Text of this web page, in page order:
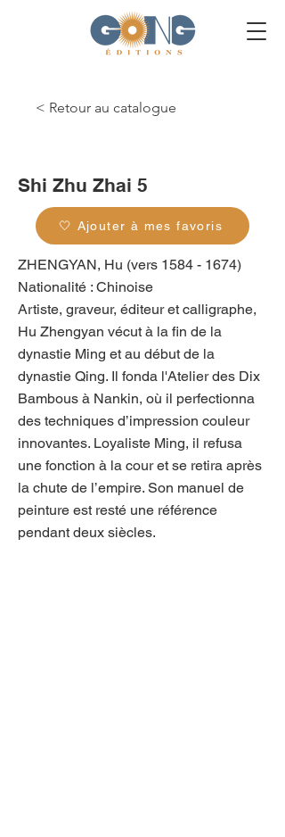
< Retour au catalogue
Shi Zhu Zhai 5
🤍 Ajouter à mes favoris
ZHENGYAN, Hu (vers 1584 - 1674)
Nationalité : Chinoise
Artiste, graveur, éditeur et calligraphe,
Hu Zhengyan vécut à la fin de la
dynastie Ming et au début de la
dynastie Qing. Il fonda l'Atelier des Dix
Bambous à Nankin, où il perfectionna
des techniques d’impression couleur
innovantes. Loyaliste Ming, il refusa
une fonction à la cour et se retira après
la chute de l’empire. Son manuel de
peinture est resté une référence
pendant deux siècles.